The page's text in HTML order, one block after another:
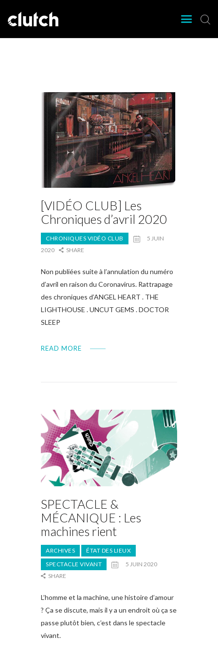
Clutch Webzine
Articles
Lieux
[VIDÉO CLUB] Les
Chroniques d’avril 2020
CHRONIQUES VIDÉO CLUB
5 JUIN
2020
SHARE
Non publiées suite à l’annulation du numéro
d’avril en raison du Coronavirus. Rattrapage
des chroniques d’ANGEL HEART . THE
LIGHTHOUSE . UNCUT GEMS . DOCTOR
SLEEP
READ MORE
SPECTACLE &
MÉCANIQUE : Les
machines rient
ARCHIVES
ÉTAT DES LIEUX
SPECTACLE VIVANT
5 JUIN 2020
SHARE
L’homme et la machine, une histoire d’amour
? Ça se discute, mais il y a un endroit où ça se
passe plutôt bien, c’est dans le spectacle
vivant.